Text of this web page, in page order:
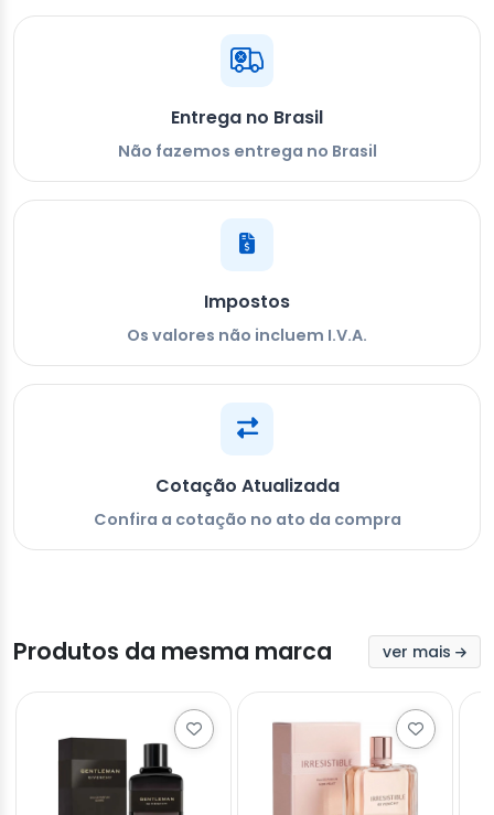
Entrega no Brasil
Não fazemos entrega no Brasil
Impostos
Os valores não incluem I.V.A.
Cotação Atualizada
Confira a cotação no ato da compra
Produtos da mesma marca ver mais